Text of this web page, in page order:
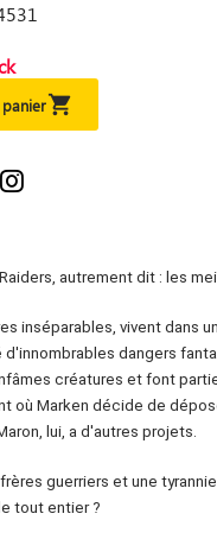

autrement dit : les
inséparables, vivent dans
dangers
créatures et font
où Marken décide de
lui, a d'autres projets.
guerriers et une
tout entier ?